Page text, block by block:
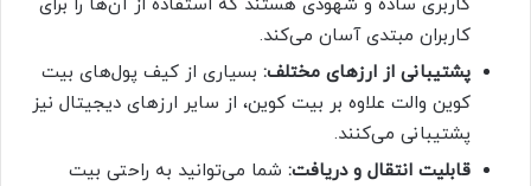
کاربری ساده و شهودی هستند که استفاده از آن‌ها را برای
کاربران مبتدی آسان می‌کند.
پشتیبانی از ارزهای مختلف: بسیاری از کیف پول‌های بیت
کوین والت علاوه بر بیت کوین، از سایر ارزهای دیجیتال نیز
پشتیبانی می‌کنند.
قابلیت انتقال و دریافت: شما می‌توانید به راحتی بیت